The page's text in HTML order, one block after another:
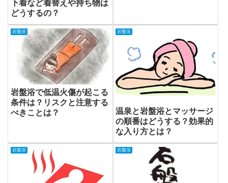
下着など着替えや持ち物は
どうするの？
岩盤浴
岩盤浴で低温火傷が起こる
条件は？リスクと注意する
べきことは？
岩盤浴
温泉と岩盤浴とマッサージ
の順番はどうする？効果的
な入り方とは？
岩盤浴 岩盤浴